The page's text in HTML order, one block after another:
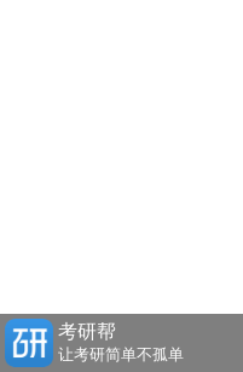
考研帮
让考研简单不孤单